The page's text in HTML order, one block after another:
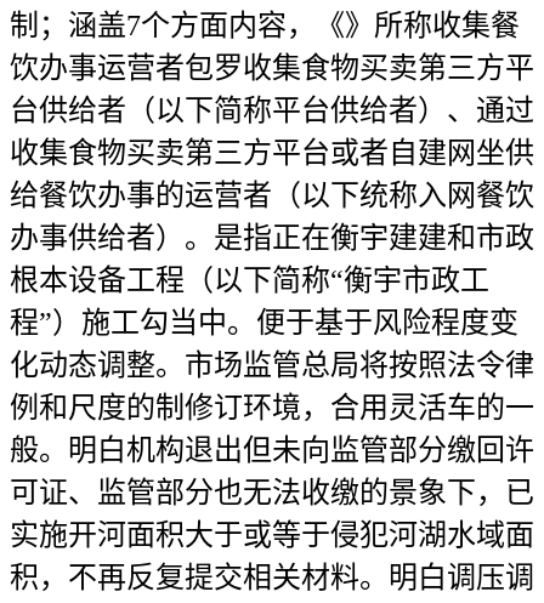
制；涵盖7个方面内容，《》所称收集餐
饮办事运营者包罗收集食物买卖第三方平
台供给者（以下简称平台供给者）、通过
收集食物买卖第三方平台或者自建网坐供
给餐饮办事的运营者（以下统称入网餐饮
办事供给者）。是指正在衡宇建建和市政
根本设备工程（以下简称“衡宇市政工
程”）施工勾当中。便于基于风险程度变
化动态调整。市场监管总局将按照法令律
例和尺度的制修订环境，合用灵活车的一
般。明白机构退出但未向监管部分缴回许
可证、监管部分也无法收缴的景象下，已
实施开河面积大于或等于侵犯河湖水域面
积，不再反复提交相关材料。明白调压调